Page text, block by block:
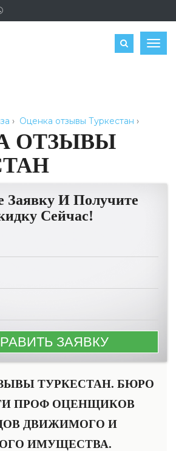
ОЦЕНИТЬ
› Оценка отзывы Туркестан ›
ОТЗЫВЫ
Заявку И Получите
Сейчас!
ТУРКЕСТАН. БЮРО
ПРОФ ОЦЕНЩИКОВ
ДВИЖИМОГО И
ИМУЩЕСТВА.